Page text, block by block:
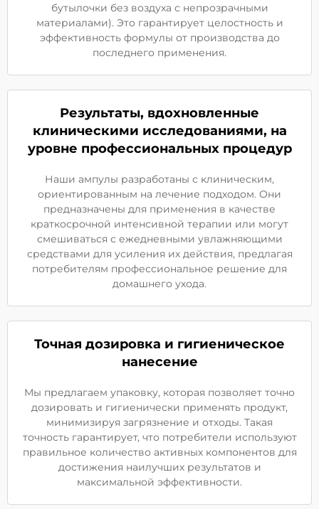
бутылочки без воздуха с непрозрачными
материалами). Это гарантирует целостность и
эффективность формулы от производства до
последнего применения.
Результаты, вдохновленные
клиническими исследованиями, на
уровне профессиональных процедур
Наши ампулы разработаны с клиническим,
ориентированным на лечение подходом. Они
предназначены для применения в качестве
краткосрочной интенсивной терапии или могут
смешиваться с ежедневными увлажняющими
средствами для усиления их действия, предлагая
потребителям профессиональное решение для
домашнего ухода.
Точная дозировка и гигиеническое
нанесение
Мы предлагаем упаковку, которая позволяет точно
дозировать и гигиенически применять продукт,
минимизируя загрязнение и отходы. Такая
точность гарантирует, что потребители используют
правильное количество активных компонентов для
достижения наилучших результатов и
максимальной эффективности.